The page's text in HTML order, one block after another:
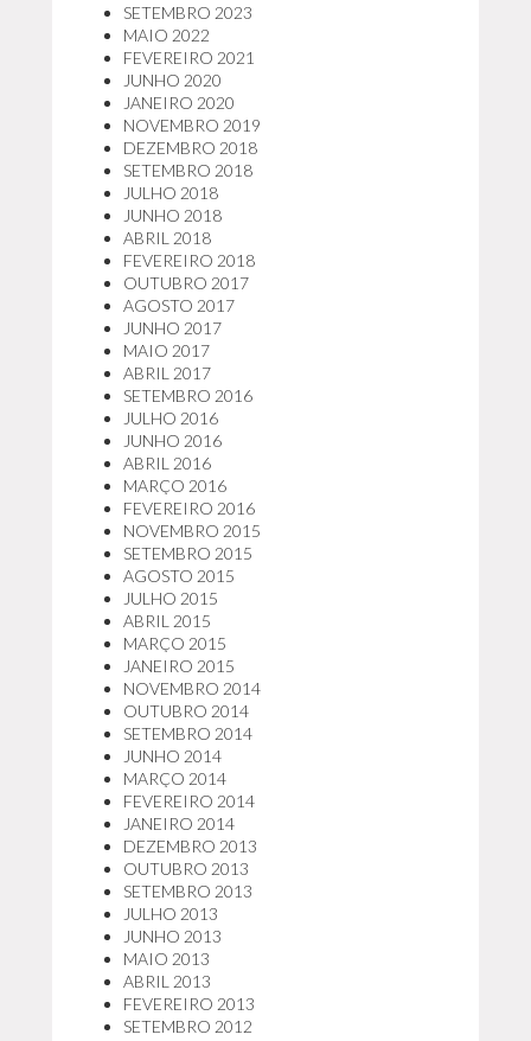
SETEMBRO 2023
MAIO 2022
FEVEREIRO 2021
JUNHO 2020
JANEIRO 2020
NOVEMBRO 2019
DEZEMBRO 2018
SETEMBRO 2018
JULHO 2018
JUNHO 2018
ABRIL 2018
FEVEREIRO 2018
OUTUBRO 2017
AGOSTO 2017
JUNHO 2017
MAIO 2017
ABRIL 2017
SETEMBRO 2016
JULHO 2016
JUNHO 2016
ABRIL 2016
MARÇO 2016
FEVEREIRO 2016
NOVEMBRO 2015
SETEMBRO 2015
AGOSTO 2015
JULHO 2015
ABRIL 2015
MARÇO 2015
JANEIRO 2015
NOVEMBRO 2014
OUTUBRO 2014
SETEMBRO 2014
JUNHO 2014
MARÇO 2014
FEVEREIRO 2014
JANEIRO 2014
DEZEMBRO 2013
OUTUBRO 2013
SETEMBRO 2013
JULHO 2013
JUNHO 2013
MAIO 2013
ABRIL 2013
FEVEREIRO 2013
SETEMBRO 2012